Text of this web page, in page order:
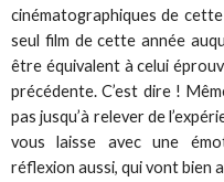
cinématographiques de
seul film de cette année
être équivalent à celui
précédente. C’est dire !
pas jusqu’à relever de
vous laisse avec une
réflexion aussi, qui vont bien